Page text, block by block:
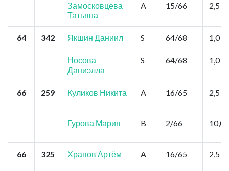
Замосковцева
Татьяна
A 15/66 2,5
64 342 Якшин Даниил S 64/68 1,0
Носова
Даниэлла
S 64/68 1,0
66 259 Куликов Никита A 16/65 2,5
Гурова Мария B 2/66 10,0
66 325 Храпов Артём A 16/65 2,5